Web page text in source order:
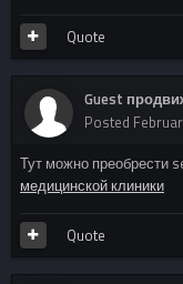
Quote
Guest
Posted
Тут можно преобрести
медицинской клиники
Quote